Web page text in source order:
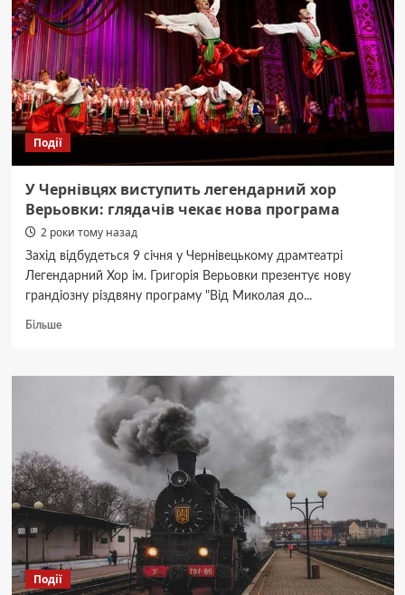
ким
йому
довелося
попрощатися
у
житті
і
чому
він
не
обідає
Події
У Чернівцях виступить легендарний хор
Верьовки: глядачів чекає нова програма
2 роки тому назад
Захід відбудеться 9 січня у Чернівецькому драмтеатрі
Легендарний Хор ім. Григорія Верьовки презентує нову
грандіозну різдвяну програму "Від Миколая до...
БільшеДокладніше
Чернівцях
виступить
легендарний
Верьовки:
глядачів
чекає
нова
програма
Події